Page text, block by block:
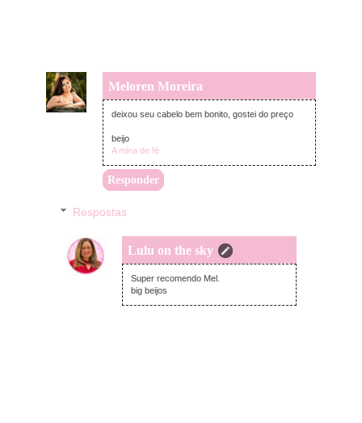
Meloren Moreira
quarta-feira, outubro 26, 2022
deixou seu cabelo bem bonito, gostei do preço
beijo
A mina de fé
Responder
Respostas
Lulu on the sky
domingo, outubro 30, 2022
Super recomendo Mel.
big beijos